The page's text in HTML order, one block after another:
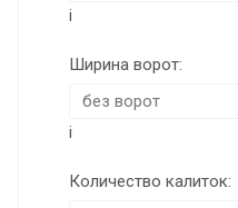
i
Ширина ворот:
i
Количество калиток: